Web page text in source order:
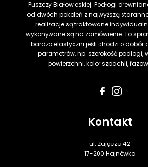
Puszczy Białowieskiej. Podłogi
od dwóch pokoleń z najwyższą
realizacje są traktowane
wykonywane są na zamówienie. To
bardzo elastyczni jeśli chodzi o dobór
parametrów, np. szerokość podłogi,
powierzchni, kolor szpachli,
Kontakt
ul. Zajęcza 42
17-200 Hajnówka